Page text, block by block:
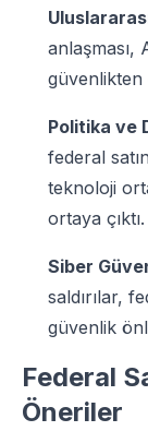
anlaşması,
güvenlikten
Politika ve
federal
teknoloji
ortaya çıktı.
Siber
saldırılar,
güvenlik
Federal
Öneriler